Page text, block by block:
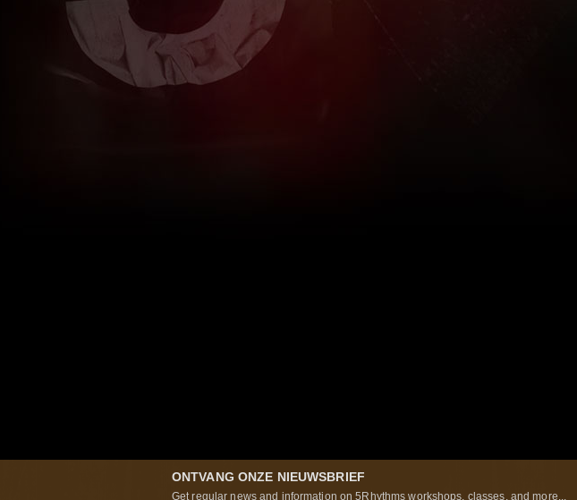
ONTVANG ONZE NIEUWSBRIEF
Get regular news and information on 5Rhythms workshops, classes, and more...